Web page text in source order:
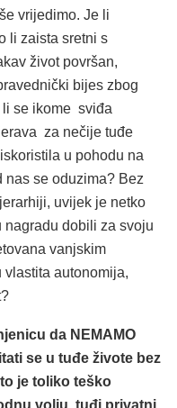
vrijedimo. Je li
li zaista sretni s
život površan,
bijes zbog
li se ikome sviđa
za nečije tuđe
u pohodu na
nas se oduzima? Bez
uvijek je netko
nagradu dobili za svoju
vanjskim
vlastita autonomija,
da NEMAMO
se u tuđe živote bez
je toliko teško